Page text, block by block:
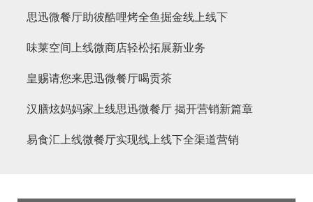
思迅微餐厅助彼酷哩烤全鱼掘金线上线下
味莱空间上线微商店轻松拓展新业务
皇赐请您来思迅微餐厅喝贡茶
汉膳炫妈妈家上线思迅微餐厅 揭开营销新篇章
易食汇上线微餐厅实现线上线下全渠道营销